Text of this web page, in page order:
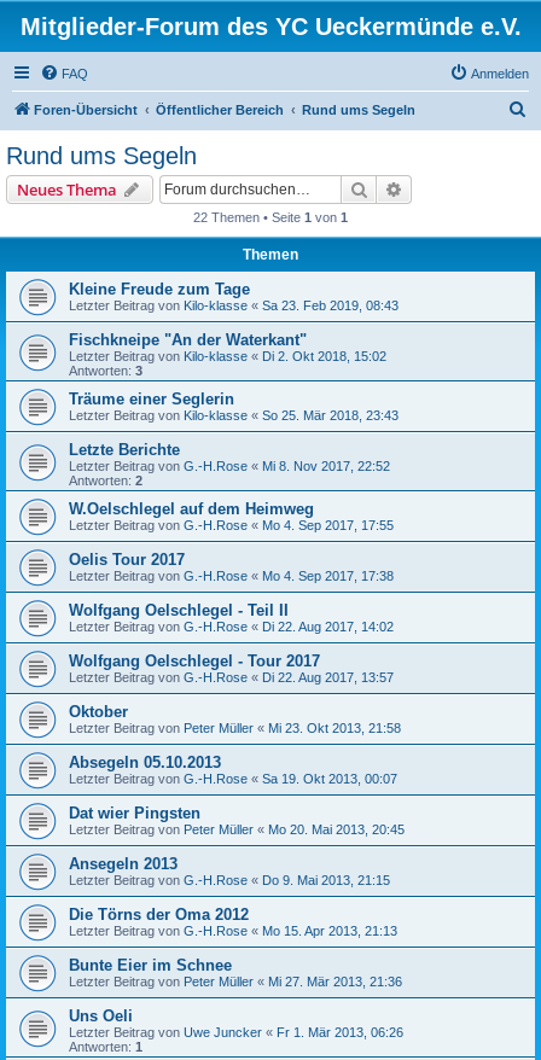
Mitglieder-Forum des YC Ueckermünde e.V.
FAQ Anmelden
Foren-Übersicht Öffentlicher Bereich Rund ums Segeln
Rund ums Segeln
Neues Thema Suche
22 Themen • Seite 1 von 1
Themen
Kleine Freude zum Tage
Letzter Beitrag von Kilo-klasse « Sa 23. Feb 2019, 08:43
Fischkneipe "An der Waterkant"
Letzter Beitrag von Kilo-klasse « Di 2. Okt 2018, 15:02
Antworten: 3
Träume einer Seglerin
Letzter Beitrag von Kilo-klasse « So 25. Mär 2018, 23:43
Letzte Berichte
Letzter Beitrag von G.-H.Rose « Mi 8. Nov 2017, 22:52
Antworten: 2
W.Oelschlegel auf dem Heimweg
Letzter Beitrag von G.-H.Rose « Mo 4. Sep 2017, 17:55
Oelis Tour 2017
Letzter Beitrag von G.-H.Rose « Mo 4. Sep 2017, 17:38
Wolfgang Oelschlegel - Teil II
Letzter Beitrag von G.-H.Rose « Di 22. Aug 2017, 14:02
Wolfgang Oelschlegel - Tour 2017
Letzter Beitrag von G.-H.Rose « Di 22. Aug 2017, 13:57
Oktober
Letzter Beitrag von Peter Müller « Mi 23. Okt 2013, 21:58
Absegeln 05.10.2013
Letzter Beitrag von G.-H.Rose « Sa 19. Okt 2013, 00:07
Dat wier Pingsten
Letzter Beitrag von Peter Müller « Mo 20. Mai 2013, 20:45
Ansegeln 2013
Letzter Beitrag von G.-H.Rose « Do 9. Mai 2013, 21:15
Die Törns der Oma 2012
Letzter Beitrag von G.-H.Rose « Mo 15. Apr 2013, 21:13
Bunte Eier im Schnee
Letzter Beitrag von Peter Müller « Mi 27. Mär 2013, 21:36
Uns Oeli
Letzter Beitrag von Uwe Juncker « Fr 1. Mär 2013, 06:26
Antworten: 1